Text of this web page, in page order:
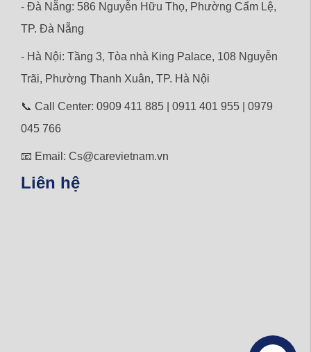
- Đà Nẵng: 586 Nguyễn Hữu Thọ, Phường Cẩm Lệ,
TP. Đà Nẵng
- Hà Nội: Tầng 3, Tòa nhà King Palace, 108 Nguyễn
Trãi, Phường Thanh Xuân, TP. Hà Nội
📞 Call Center: 0909 411 885 | 0911 401 955 | 0979
045 766
📧 Email: Cs@carevietnam.vn
Liên hệ